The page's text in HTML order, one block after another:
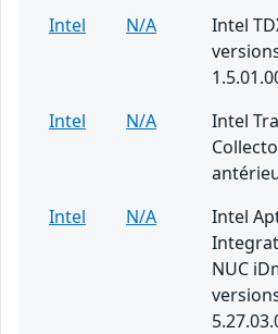
Intel
N/A
Intel
Intel
N/A
Intel
Intel
N/A
Intel
NUC